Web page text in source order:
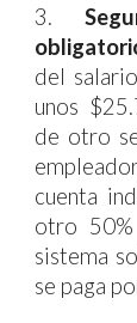
3.
del
unos
de otro
cuenta
otro
sistema
se paga